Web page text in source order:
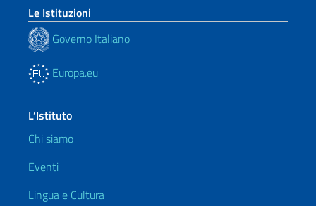
Le Istituzioni
Governo Italiano
Europa.eu
L’Istituto
Chi siamo
Eventi
Lingua e Cultura